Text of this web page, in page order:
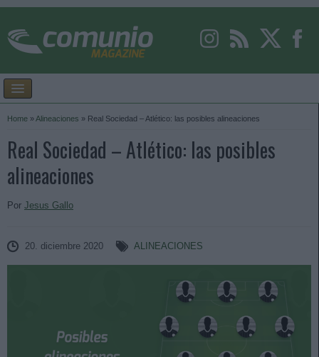
Home »Alineaciones » Real Sociedad – Atlético: las posibles alineaciones
Real Sociedad – Atlético: las posibles
alineaciones
Por Jesus Gallo
20. diciembre 2020 ALINEACIONES